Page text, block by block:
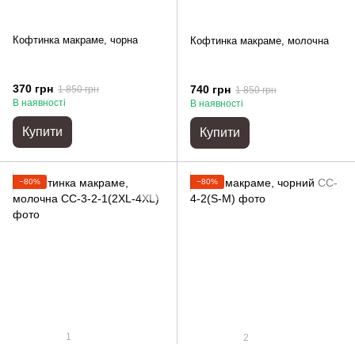
Кофтинка макраме, чорна
370 грн 1 850 грн
В наявності
Купити
Кофтинка макраме, молочна
740 грн 1 850 грн
В наявності
Купити
−80%
1
−80%
2